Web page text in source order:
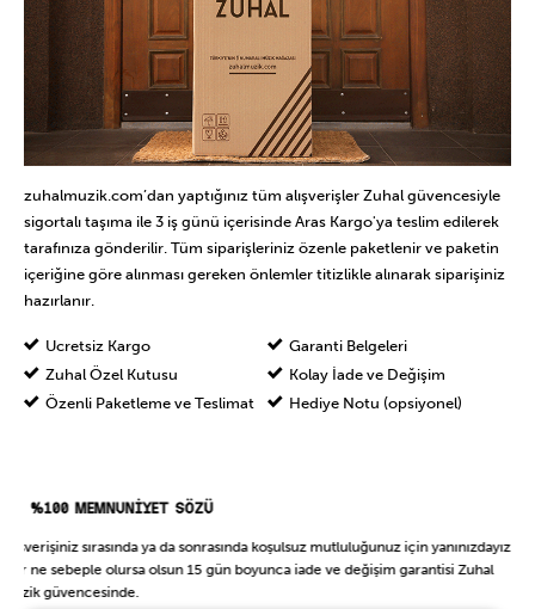
zuhalmuzik.com’dan yaptığınız tüm alışverişler Zuhal güvencesiyle
sigortalı taşıma ile 3 iş günü içerisinde Aras Kargo'ya teslim edilerek
tarafınıza gönderilir. Tüm siparişleriniz özenle paketlenir ve paketin
içeriğine göre alınması gereken önlemler titizlikle alınarak siparişiniz
hazırlanır.
Ücretsiz Kargo
Zuhal Özel Kutusu
Özenli Paketleme ve Teslimat
Garanti Belgeleri
Kolay İade ve Değişim
Hediye Notu (opsiyonel)
%100 MEMNUNİYET SÖZÜ
Alışverişiniz sırasında ya da sonrasında koşulsuz mutluluğunuz için yanınızdayız.
Her ne sebeple olursa olsun 15 gün boyunca iade ve değişim garantisi Zuhal
Müzik güvencesinde.